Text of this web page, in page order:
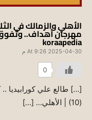
مهرجان أهداف..
koraapedia
2025-04-30 At 9:26 م
0
(10) | الأهلي… […]